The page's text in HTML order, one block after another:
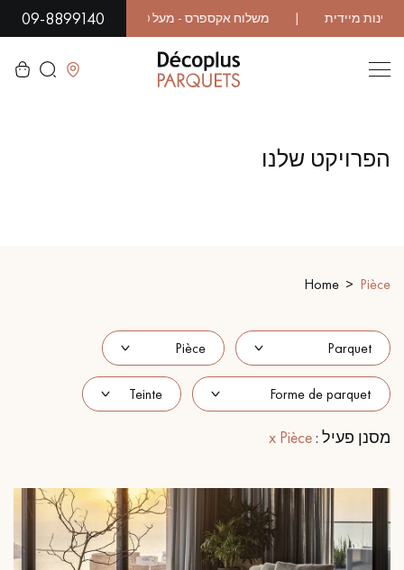
09-8899140
לסגור
LES RECHERCHES LES PLUS COURANTES
פרקט גימור שמן פרקט גולמי
פרקט מיושן פרקט עץ אלון מעושן
פרקט לוחות רחבים
אביזרי לפרקט
הפרויקט שלנו
Home Pièce
מסנן פעיל :x Pièce